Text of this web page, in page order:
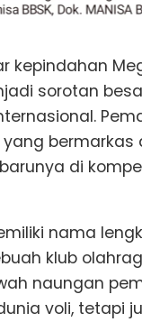
kepindahan
sorotan
bermarkas
di
nama
klub
naungan
voli, tetapi